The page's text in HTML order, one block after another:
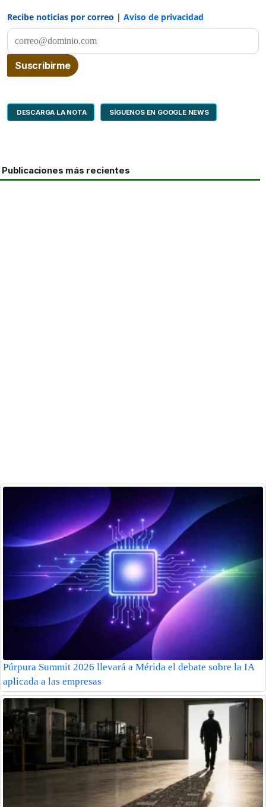
Recibe noticias por correo | Aviso de privacidad
DESCARGA LA NOTA SÍGUENOS EN GOOGLE NEWS
Publicaciones más recientes
Púrpura Summit 2026 llevará a Mérida el debate sobre la IA
aplicada a las empresas